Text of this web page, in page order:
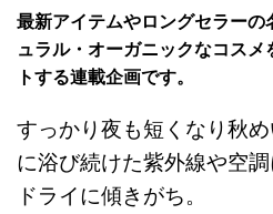
最新アイテムやロングセラー
ュラル・オーガニックなコス
トする連載企画です。
すっかり夜も短くなり秋
に浴び続けた紫外線や空
ドライに傾きがち。